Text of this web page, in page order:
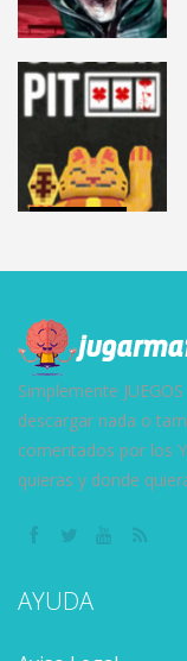
TERROR
HELLMART
2.86K
8.61K
Simplemente
descargar nada o
comentados por los
quieras y donde
AYUDA